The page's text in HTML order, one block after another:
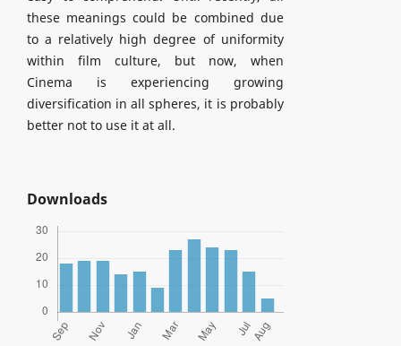
these meanings could be combined due
to a relatively high degree of uniformity
within film culture, but now, when
Cinema is experiencing growing
diversification in all spheres, it is probably
better not to use it at all.
Downloads